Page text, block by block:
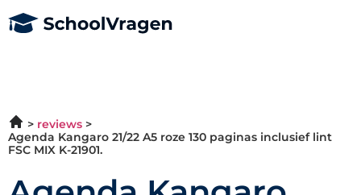
reviews
Agenda Kangaro 21/22 A5 roze 130 paginas inclusief lint
FSC MIX K-21901.